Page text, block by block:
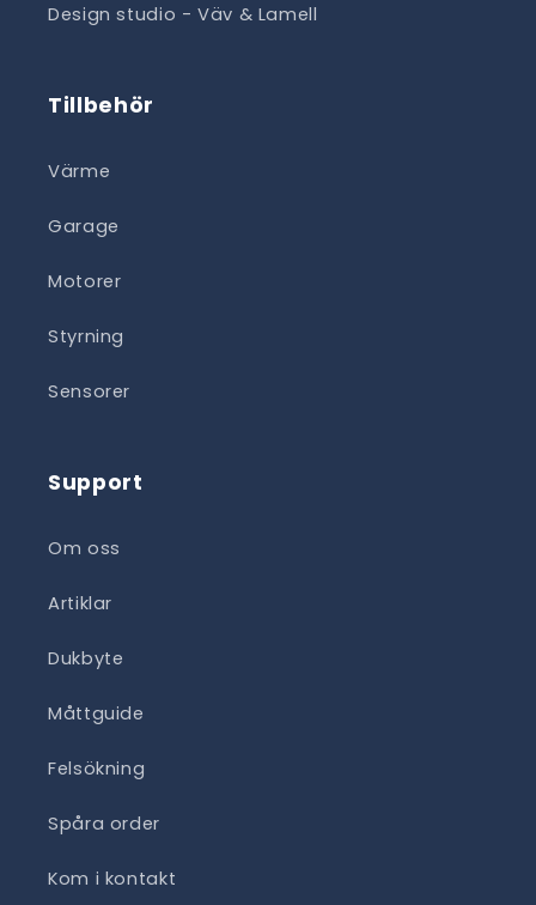
Design studio - Väv & Lamell
Tillbehör
Värme
Garage
Motorer
Styrning
Sensorer
Support
Om oss
Artiklar
Dukbyte
Måttguide
Felsökning
Spåra order
Kom i kontakt